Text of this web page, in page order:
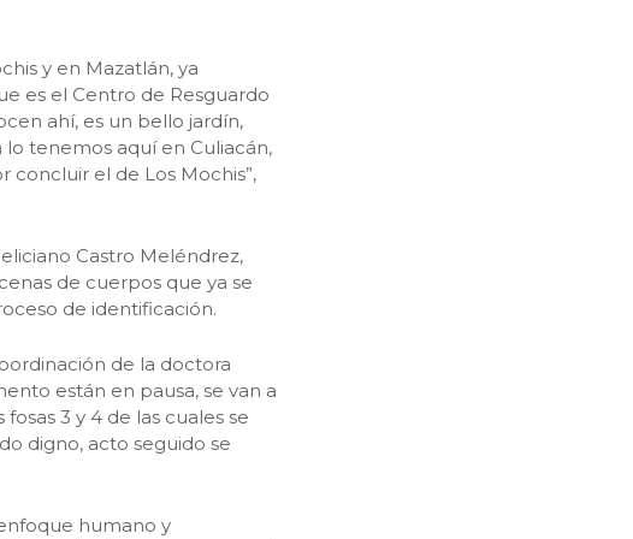
y en Mazatlán, ya
es el Centro de Resguardo
ahí, es un bello jardín,
lo tenemos aquí en Culiacán,
concluir el de Los Mochis”,
Castro Meléndrez,
de cuerpos que ya se
de identificación.
de la doctora
están en pausa, se van a
3 y 4 de las cuales se
digno, acto seguido se
humano y